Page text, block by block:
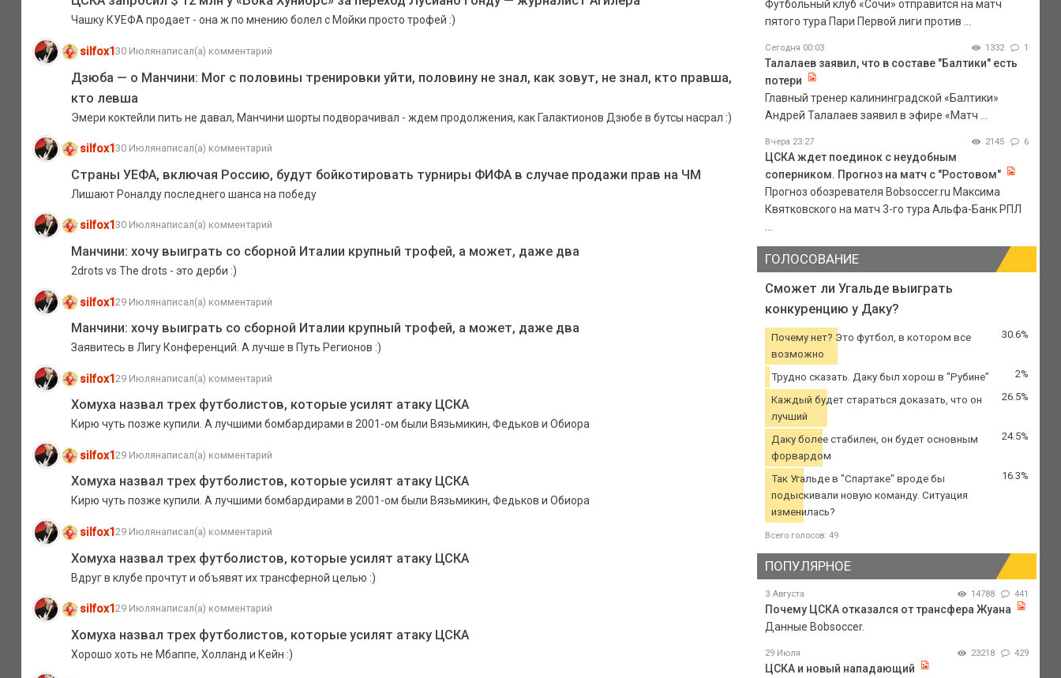
Чашку КУЕФА продает - она ж по мнению болел с Мойки просто трофей :)
silfox130 Июлянаписал(а) комментарий
Дзюба — о Манчини: Мог с половины тренировки уйти, половину не знал, как зовут, не знал, кто правша,
кто левша
Эмери коктейли пить не давал, Манчини шорты подворачивал - ждем продолжения, как Галактионов Дзюбе в бутсы насрал :)
silfox130 Июлянаписал(а) комментарий
Страны УЕФА, включая Россию, будут бойкотировать турниры ФИФА в случае продажи прав на ЧМ
Лишают Роналду последнего шанса на победу
silfox130 Июлянаписал(а) комментарий
Манчини: хочу выиграть со сборной Италии крупный трофей, а может, даже два
2drots vs The drots - это дерби :)
silfox129 Июлянаписал(а) комментарий
Манчини: хочу выиграть со сборной Италии крупный трофей, а может, даже два
Заявитесь в Лигу Конференций. А лучше в Путь Регионов :)
silfox129 Июлянаписал(а) комментарий
Хомуха назвал трех футболистов, которые усилят атаку ЦСКА
Кирю чуть позже купили. А лучшими бомбардирами в 2001-ом были Вязьмикин, Федьков и Обиора
silfox129 Июлянаписал(а) комментарий
Хомуха назвал трех футболистов, которые усилят атаку ЦСКА
Кирю чуть позже купили. А лучшими бомбардирами в 2001-ом были Вязьмикин, Федьков и Обиора
silfox129 Июлянаписал(а) комментарий
Хомуха назвал трех футболистов, которые усилят атаку ЦСКА
Вдруг в клубе прочтут и объявят их трансферной целью :)
silfox129 Июлянаписал(а) комментарий
Хомуха назвал трех футболистов, которые усилят атаку ЦСКА
Хорошо хоть не Мбаппе, Холланд и Кейн :)
Футбольный клуб «Сочи» отправится на матч
пятого тура Пари Первой лиги против ...
Сегодня 00:03 1332 1
Талалаев заявил, что в составе "Балтики" есть
потери
Главный тренер калининградской «Балтики»
Андрей Талалаев заявил в эфире «Матч ...
Вчера 23:27 2145 6
ЦСКА ждет поединок с неудобным
соперником. Прогноз на матч с "Ростовом"
Прогноз обозревателя Bobsoccer.ru Максима
Квятковского на матч 3-го тура Альфа-Банк РПЛ
ГОЛОСОВАНИЕ
Сможет ли Угальде выиграть
конкуренцию у Даку?
Почему нет? Это футбол, в котором все
возможно
30.6%
Трудно сказать. Даку был хорош в "Рубине" 2%
Каждый будет стараться доказать, что он
лучший
26.5%
Даку более стабилен, он будет основным
форвардом
24.5%
Так Угальде в "Спартаке" вроде бы
подыскивали новую команду. Ситуация
изменилась?
16.3%
Всего голосов: 49
ПОПУЛЯРНОЕ
3 Августа 14788 441
Почему ЦСКА отказался от трансфера Жуана
Данные Bobsoccer.
29 Июля 23218 429
ЦСКА и новый нападающий